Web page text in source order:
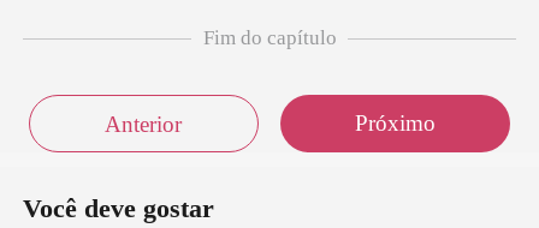
Fim do capítulo
Anterior Próximo
Você deve gostar